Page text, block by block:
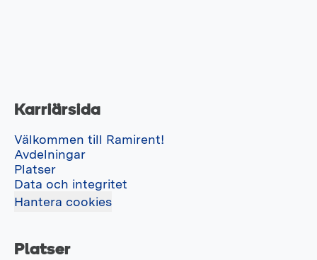
Karriärsida
Välkommen till Ramirent!
Avdelningar
Platser
Data och integritet
Hantera cookies
Platser